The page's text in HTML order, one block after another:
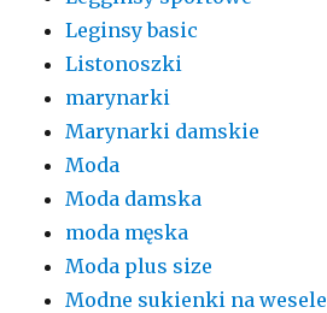
Leginsy basic
Listonoszki
marynarki
Marynarki damskie
Moda
Moda damska
moda męska
Moda plus size
Modne sukienki na wesele